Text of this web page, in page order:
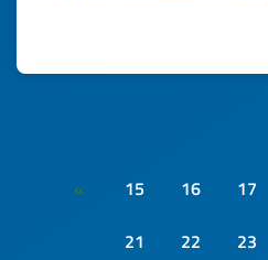
« 15 16 17
21
22 23